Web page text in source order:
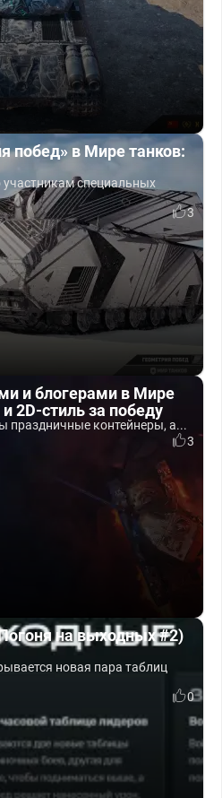
побед» в Мире танков:
участникам специальных
3
и блогерами в Мире
2D-стиль за победу
праздничные контейнеры, а...
3
на выходных #2)
новая пара таблиц
0